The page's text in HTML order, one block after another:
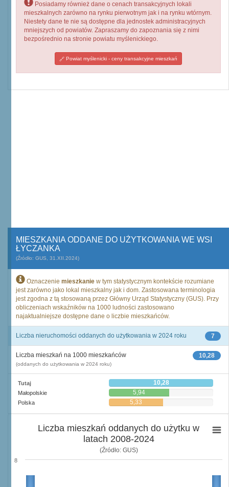
Posiadamy również dane o cenach transakcyjnych lokali
mieszkalnych zarówno na rynku pierwotnym jak i na rynku wtórnym.
Niestety dane te nie są dostępne dla jednostek administracyjnych
mniejszych od powiatów. Zapraszamy do zapoznania się z nimi
bezpośrednio na stronie powiatu myślenickiego.
Powiat myślenicki - ceny transakcyjne mieszkań
MIESZKANIA ODDANE DO UŻYTKOWANIA WE WSI
ŁYCZANKA
(Źródło: GUS, 31.XII.2024)
Oznaczenie mieszkanie w tym statystycznym kontekście rozumiane
jest zarówno jako lokal mieszkalny jak i dom. Zastosowana terminologia
jest zgodna z tą stosowaną przez Główny Urząd Statystyczny (GUS). Przy
obliczeniach wskaźników na 1000 ludności zastosowano
najaktualniejsze dostępne dane o liczbie mieszkańców.
7
Liczba nieruchomości oddanych do użytkowania w 2024 roku
10,28
Liczba mieszkań na 1000 mieszkańców
(oddanych do użytkowania w 2024 roku)
Tutaj 10,28
Małopolskie 5,94
Polska 5,33
Liczba mieszkań oddanych do użytku w
latach 2008-2024
(Źródło: GUS)
8